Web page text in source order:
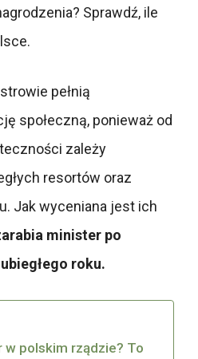
Sprawdź, ile
pełnią
społeczną, ponieważ od
zależy
resortów oraz
Jak wyceniana jest ich
minister po
roku.
w polskim rządzie? To